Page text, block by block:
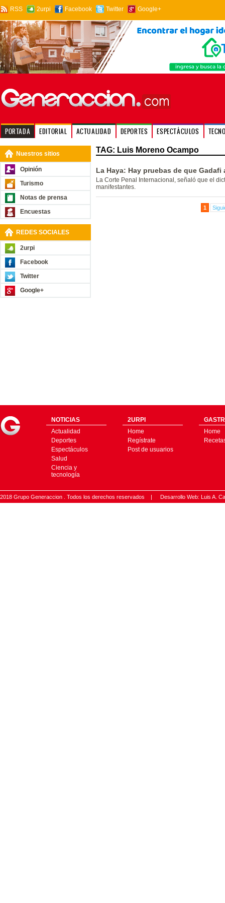
RSS 2urpi Facebook Twitter Google+
PORTADA EDITORIAL ACTUALIDAD DEPORTES ESPECTÁCULOS
Nuestros sitios
Opinión
Turismo
Notas de prensa
Encuestas
REDES SOCIALES
2urpi
Facebook
Twitter
Google+
TAG: Luis Moreno Ocampo
La Haya: Hay pruebas de que
La Corte Penal Internacional, señaló que el
manifestantes.
1
NOTICIAS
Actualidad
Deportes
Espectáculos
Salud
Ciencia y
tecnología
2URPI
Home
Regístrate
Post de usuarios
Home
2018 Grupo Generaccion . Todos los derechos reservados | Desarrollo Web: Luis